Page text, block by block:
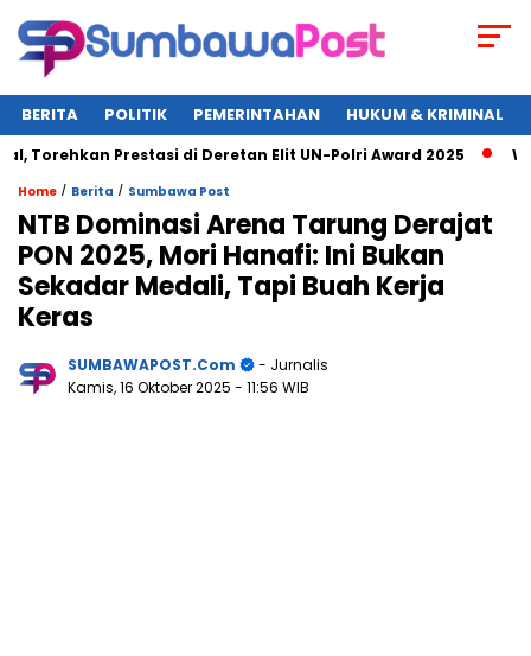
BERITA POLITIK PEMERINTAHAN HUKUM & KRIMINAL
Prestasi di Deretan Elit UN-Polri Award 2025 Wagub
Home / Berita / Sumbawa Post
NTB Dominasi Arena Tarung Derajat
PON 2025, Mori Hanafi: Ini Bukan
Sekadar Medali, Tapi Buah Kerja
Keras
SUMBAWAPOST.com
- Jurnalis
Kamis, 16 Oktober 2025 - 11:56 WIB